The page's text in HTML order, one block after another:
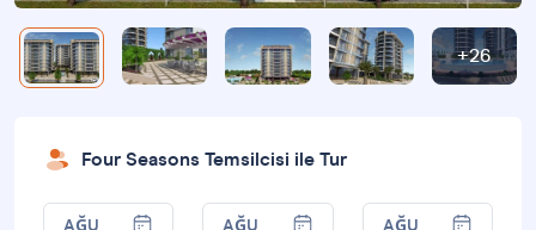
Four Seasons Temsilcisi ile Tur